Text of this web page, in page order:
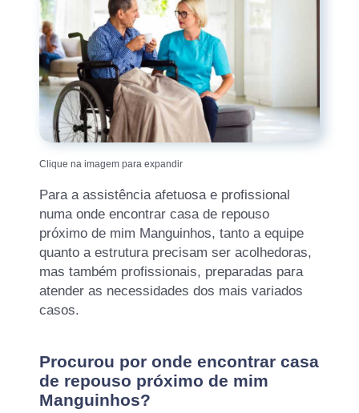
Clique na imagem para expandir
Para a assistência afetuosa e profissional
numa onde encontrar casa de repouso
próximo de mim Manguinhos, tanto a equipe
quanto a estrutura precisam ser acolhedoras,
mas também profissionais, preparadas para
atender as necessidades dos mais variados
casos.
Procurou por onde encontrar casa
de repouso próximo de mim
Manguinhos?